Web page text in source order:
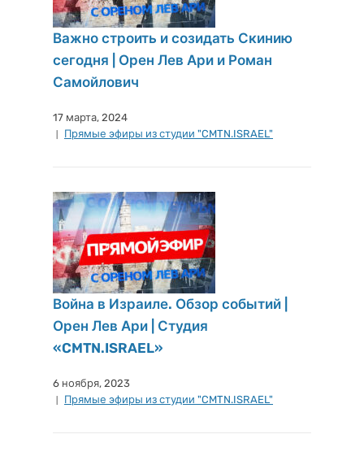
Важно строить и созидать Скинию
сегодня | Орен Лев Ари и Роман
Самойлович
17 марта, 2024
Прямые эфиры из студии "CMTN.ISRAEL"
Война в Израиле. Обзор событий |
Орен Лев Ари | Студия
«CMTN.ISRAEL»
6 ноября, 2023
Прямые эфиры из студии "CMTN.ISRAEL"